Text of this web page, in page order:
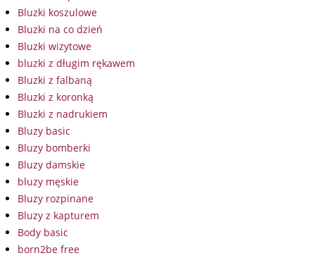
Bluzki koszulowe
Bluzki na co dzień
Bluzki wizytowe
bluzki z długim rękawem
Bluzki z falbaną
Bluzki z koronką
Bluzki z nadrukiem
Bluzy basic
Bluzy bomberki
Bluzy damskie
bluzy męskie
Bluzy rozpinane
Bluzy z kapturem
Body basic
born2be free